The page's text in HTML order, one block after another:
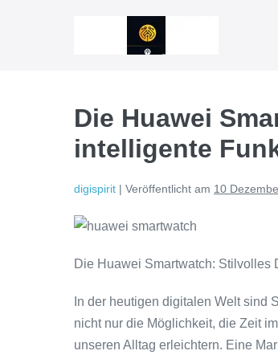
Die Huawei
intelligente
digispirit | Veröffentlicht am 10
Die Huawei Smartwatch: Stilvolles
In der heutigen digitalen Welt sind
nicht nur die Möglichkeit, die Zeit
unseren Alltag erleichtern. Eine